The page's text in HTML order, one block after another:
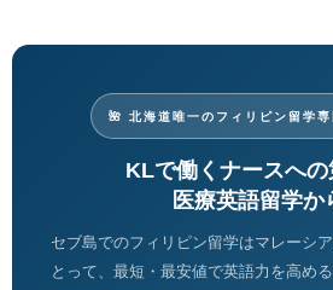
🌺 北海道唯一のフィリピン留学専
KLで働くナースへの
医療英語留学か
セブ島でのフィリピン留学はマレーシ
とって、最短・最安値で英語力を高め